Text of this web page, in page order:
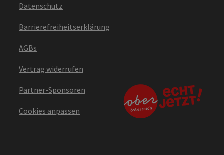
Datenschutz
Barrierefreiheitserklärung
AGBs
Vertrag widerrufen
Partner-Sponsoren
Cookies anpassen